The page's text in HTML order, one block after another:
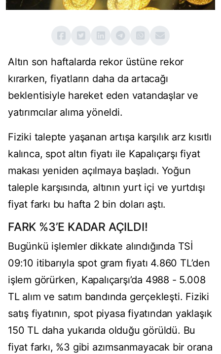
Altın son haftalarda rekor üstüne rekor
kırarken, fiyatların daha da artacağı
beklentisiyle hareket eden vatandaşlar ve
yatırımcılar alıma yöneldi.
Fiziki talepte yaşanan artışa karşılık arz kısıtlı
kalınca, spot altın fiyatı ile Kapalıçarşı fiyat
makası yeniden açılmaya başladı. Yoğun
taleple karşısında, altının yurt içi ve yurtdışı
fiyat farkı bu hafta 2 bin doları aştı.
FARK %3’E KADAR AÇILDI!
Bugünkü işlemler dikkate alındığında TSİ
09:10 itibarıyla spot gram fiyatı 4.860 TL’den
işlem görürken, Kapalıçarşı’da 4988 - 5.008
TL alım ve satım bandında gerçekleşti. Fiziki
satış fiyatının, spot piyasa fiyatından yaklaşık
150 TL daha yukarıda olduğu görüldü. Bu
fiyat farkı, %3 gibi azımsanmayacak bir orana